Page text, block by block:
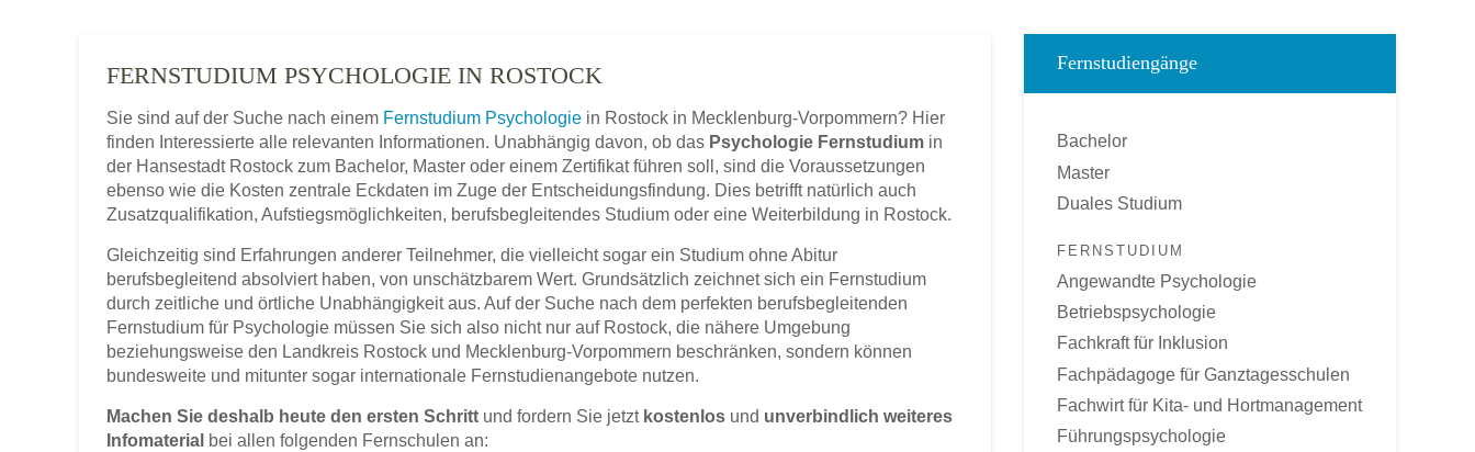
FERNSTUDIUM PSYCHOLOGIE IN ROSTOCK
Sie sind auf der Suche nach einem Fernstudium Psychologie in Rostock in Mecklenburg-Vorpommern? Hier
finden Interessierte alle relevanten Informationen. Unabhängig davon, ob das Psychologie Fernstudium in
der Hansestadt Rostock zum Bachelor, Master oder einem Zertifikat führen soll, sind die Voraussetzungen
ebenso wie die Kosten zentrale Eckdaten im Zuge der Entscheidungsfindung. Dies betrifft natürlich auch
Zusatzqualifikation, Aufstiegsmöglichkeiten, berufsbegleitendes Studium oder eine Weiterbildung in Rostock.
Gleichzeitig sind Erfahrungen anderer Teilnehmer, die vielleicht sogar ein Studium ohne Abitur
berufsbegleitend absolviert haben, von unschätzbarem Wert. Grundsätzlich zeichnet sich ein Fernstudium
durch zeitliche und örtliche Unabhängigkeit aus. Auf der Suche nach dem perfekten berufsbegleitenden
Fernstudium für Psychologie müssen Sie sich also nicht nur auf Rostock, die nähere Umgebung
beziehungsweise den Landkreis Rostock und Mecklenburg-Vorpommern beschränken, sondern können
bundesweite und mitunter sogar internationale Fernstudienangebote nutzen.
Machen Sie deshalb heute den ersten Schritt und fordern Sie jetzt kostenlos und unverbindlich weiteres
Infomaterial bei allen folgenden Fernschulen an:
Fernstudiengänge
Bachelor
Master
Duales Studium
FERNSTUDIUM
Angewandte Psychologie
Betriebspsychologie
Fachkraft für Inklusion
Fachpädagoge für Ganztagesschulen
Fachwirt für Kita- und Hortmanagement
Führungspsychologie